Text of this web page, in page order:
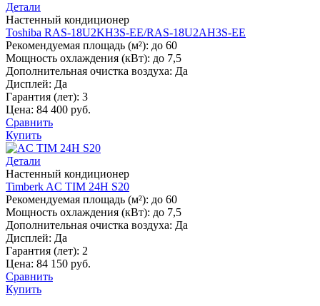
Детали
Настенный кондиционер
Toshiba RAS-18U2KH3S-EE/RAS-18U2AH3S-EE
Рекомендуемая площадь (м²): до 60
Мощность охлаждения (кВт): до 7,5
Дополнительная очистка воздуха: Да
Дисплей: Да
Гарантия (лет): 3
Цена: 84 400 руб.
Сравнить
Купить
Детали
Настенный кондиционер
Timberk AC TIM 24H S20
Рекомендуемая площадь (м²): до 60
Мощность охлаждения (кВт): до 7,5
Дополнительная очистка воздуха: Да
Дисплей: Да
Гарантия (лет): 2
Цена: 84 150 руб.
Сравнить
Купить